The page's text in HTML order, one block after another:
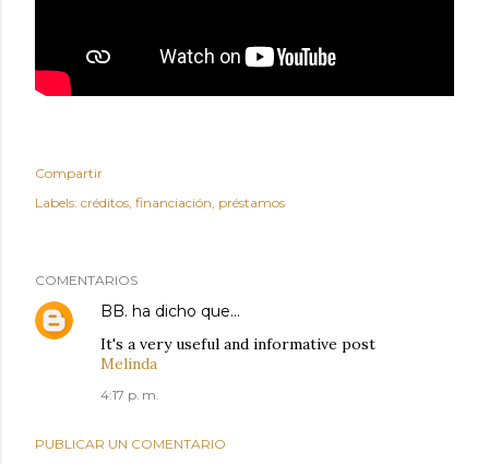
Compartir
Labels: créditos financiación préstamos
COMENTARIOS
BB. ha dicho que…
It's a very useful and informative post
Melinda
4:17 p. m.
PUBLICAR UN COMENTARIO